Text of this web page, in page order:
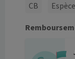
CB